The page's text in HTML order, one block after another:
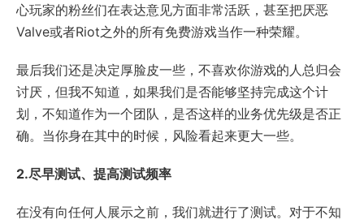
心玩家的粉丝们在表达意见方面非常活跃，甚至把厌恶
Valve或者Riot之外的所有免费游戏当作一种荣耀。
最后我们还是决定厚脸皮一些，不喜欢你游戏的人总归会
讨厌，但我不知道，如果我们是否能够坚持完成这个计
划，不知道作为一个团队，是否这样的业务优先级是否正
确。当你身在其中的时候，风险看起来更大一些。
2.尽早测试、提高测试频率
在没有向任何人展示之前，我们就进行了测试。对于不知